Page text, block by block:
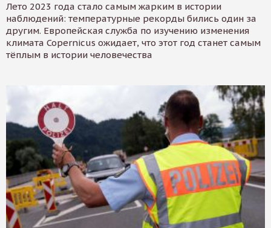
Лето 2023 года стало самым жарким в истории
наблюдений: температурные рекорды бились один за
другим. Европейская служба по изучению изменения
климата Copernicus ожидает, что этот год станет самым
тёплым в истории человечества